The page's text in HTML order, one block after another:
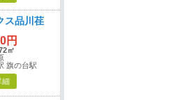
ス品川荏
円
㎡
旗の台駅
細